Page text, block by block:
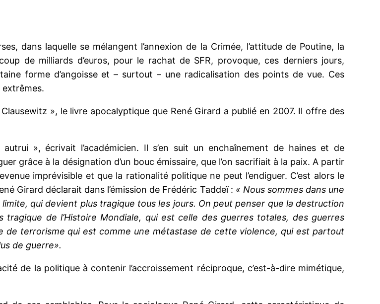
dans laquelle se mélangent l’annexion de la Crimée, l’attitude de Poutine, la
de milliards d’euros, pour le rachat de SFR, provoque, ces derniers jours,
forme d’angoisse et – surtout – une radicalisation des points de vue. Ces
», le livre apocalyptique que René Girard a publié en 2007. Il offre des
», écrivait l’académicien. Il s’en suit un enchaînement de haines et de
grâce à la désignation d’un bouc émissaire, que l’on sacrifiait à la paix. A partir
imprévisible et que la rationalité politique ne peut l’endiguer. C’est alors le
Girard déclarait dans l’émission de Frédéric Taddeï : « Nous sommes dans une
qui devient plus tragique tous les jours. On peut penser que la destruction
de l’Histoire Mondiale, qui est celle des guerres totales, des guerres
terrorisme qui est comme une métastase de cette violence, qui est partout
de guerre».
de la politique à contenir l’accroissement réciproque, c’est-à-dire mimétique,